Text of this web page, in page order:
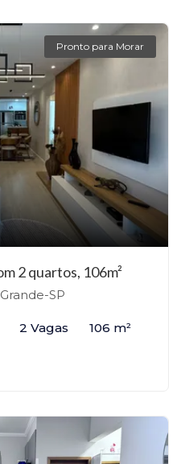
Pronto para Morar
2 quartos, 106m²
SP
2 Vagas 106 m²